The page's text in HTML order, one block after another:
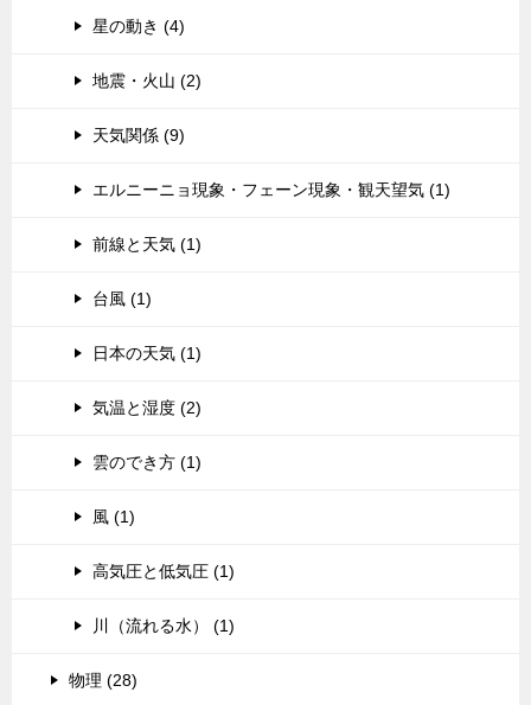
星の動き (4)
地震・火山 (2)
天気関係 (9)
エルニーニョ現象・フェーン現象・観天望気 (1)
前線と天気 (1)
台風 (1)
日本の天気 (1)
気温と湿度 (2)
雲のでき方 (1)
風 (1)
高気圧と低気圧 (1)
川（流れる水） (1)
物理 (28)